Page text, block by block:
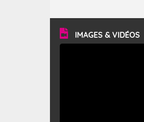
vitesse moyenne de 50
en rafales, parfois
du Rhône et la Provence et
méditerranéen à partir de la
IMAGES & VIDÉOS